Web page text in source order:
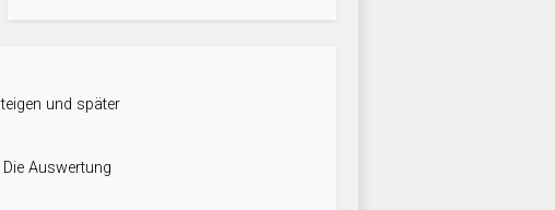
und später
Auswertung